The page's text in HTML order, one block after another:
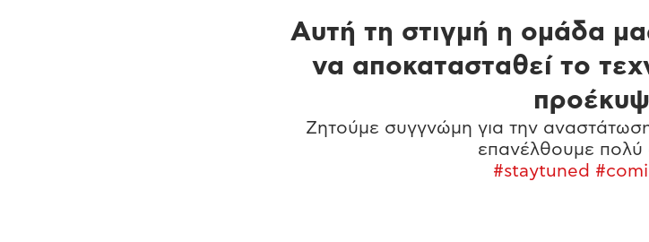
Αυτή τη στιγμή η ομάδα
να αποκατασταθεί το
Ζητούμε συγγνώμη για την αναστάτωση
επανέλθουμε πολύ
#staytuned